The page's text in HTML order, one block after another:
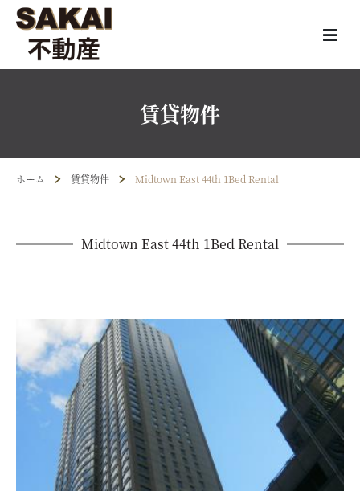
賃貸物件
ホーム 賃貸物件 Midtown East 44th 1Bed Rental
Midtown East 44th 1Bed Rental